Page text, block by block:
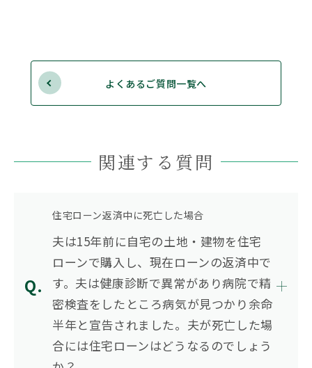
よくあるご質問一覧へ
関連する質問
住宅ローン返済中に死亡した場合
夫は15年前に自宅の土地・建物を住宅
ローンで購入し、現在ローンの返済中で
す。夫は健康診断で異常があり病院で精
密検査をしたところ病気が見つかり余命
半年と宣告されました。夫が死亡した場
合には住宅ローンはどうなるのでしょう